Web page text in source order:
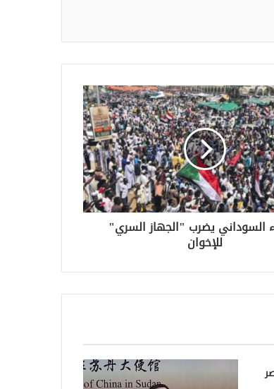
السوداني يضرب "الجهاز السري"
للإخوان